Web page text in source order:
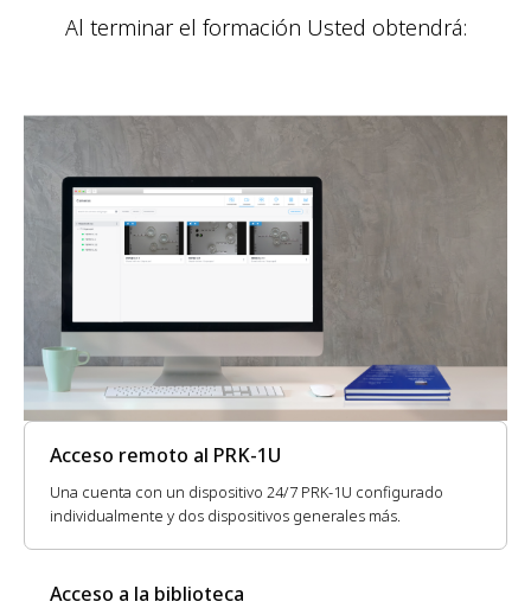
Al terminar el formación Usted obtendrá:
Acceso remoto al PRK-1U
Una cuenta con un dispositivo 24/7 PRK-1U configurado
individualmente y dos dispositivos generales más.
Acceso a la biblioteca